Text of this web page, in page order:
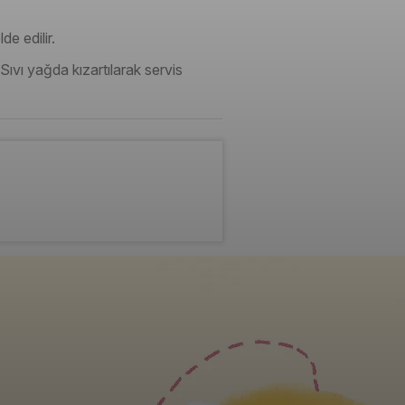
edilir.
yağda kızartılarak servis